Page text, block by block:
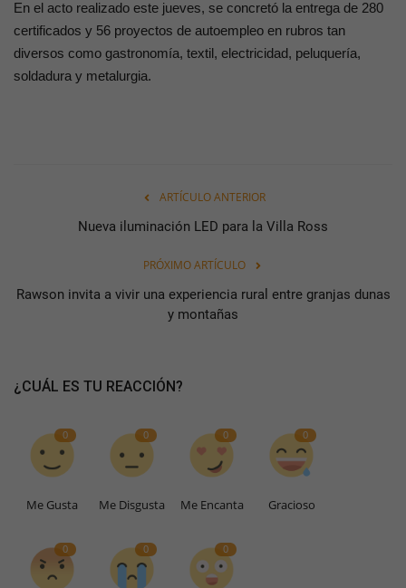
En el acto realizado este jueves, se concretó la entrega de 280
certificados y 56 proyectos de autoempleo en rubros tan
diversos como gastronomía, textil, electricidad, peluquería,
soldadura y metalurgia.
ARTÍCULO ANTERIOR
Nueva iluminación LED para la Villa Ross
PRÓXIMO ARTÍCULO
Rawson invita a vivir una experiencia rural entre granjas dunas
y montañas
¿CUÁL ES TU REACCIÓN?
0
Me Gusta
0
Me Disgusta
0
Me Encanta
0
Gracioso
0 0 0